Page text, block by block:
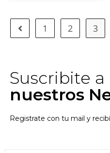
1 2 3
Suscribite a
nuestros
Registrate con tu mail y